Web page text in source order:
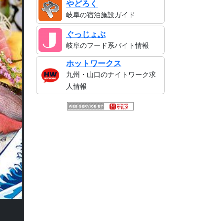
やどろく
岐阜の宿泊施設ガイド
ぐっじょぶ
岐阜のフード系バイト情報
ホットワークス
九州・山口のナイトワーク求
人情報